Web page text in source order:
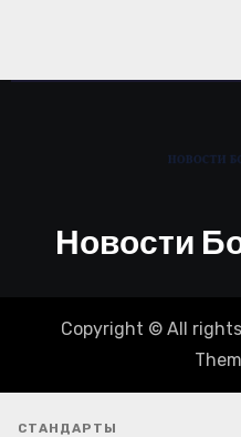
Новости
Copyright © All
СТАНДАРТЫ